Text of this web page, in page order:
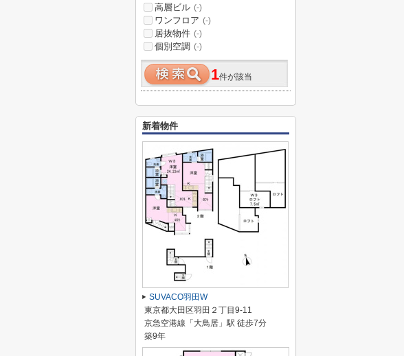
高層ビル (-)
ワンフロア (-)
居抜物件 (-)
個別空調 (-)
1件が該当
新着物件
SUVACO羽田W
東京都大田区羽田２丁目9-11
京急空港線「大鳥居」駅 徒歩7分
築9年